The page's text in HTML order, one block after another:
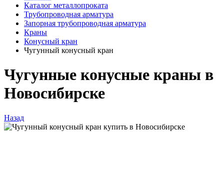
Каталог металлопроката
Трубопроводная арматура
Запорная трубопроводная арматура
Краны
Конусный кран
Чугунный конусный кран
Чугунные конусные краны в
Новосибирске
Назад